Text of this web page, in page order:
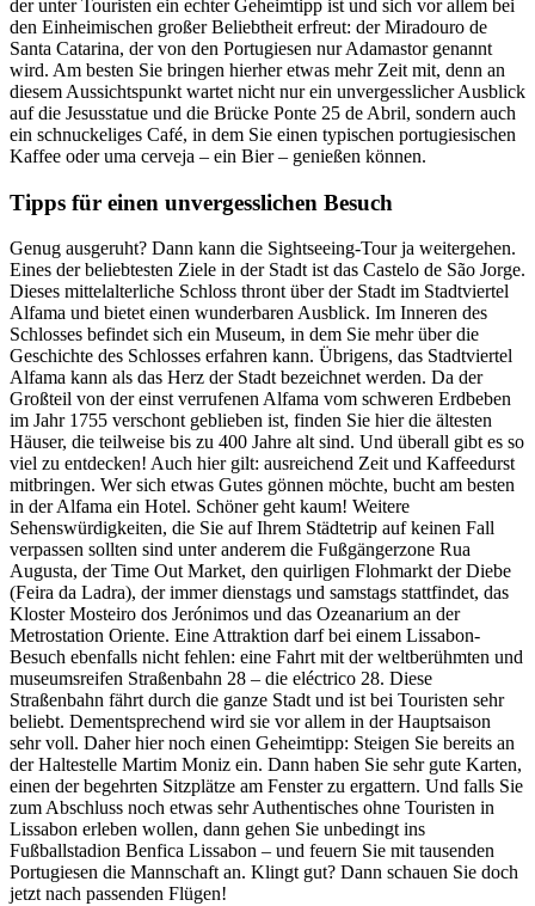
der unter Touristen ein echter Geheimtipp ist und sich vor allem bei
den Einheimischen großer Beliebtheit erfreut: der Miradouro de
Santa Catarina, der von den Portugiesen nur Adamastor genannt
wird. Am besten Sie bringen hierher etwas mehr Zeit mit, denn an
diesem Aussichtspunkt wartet nicht nur ein unvergesslicher Ausblick
auf die Jesusstatue und die Brücke Ponte 25 de Abril, sondern auch
ein schnuckeliges Café, in dem Sie einen typischen portugiesischen
Kaffee oder uma cerveja – ein Bier – genießen können.
Tipps für einen unvergesslichen Besuch
Genug ausgeruht? Dann kann die Sightseeing-Tour ja weitergehen.
Eines der beliebtesten Ziele in der Stadt ist das Castelo de São Jorge.
Dieses mittelalterliche Schloss thront über der Stadt im Stadtviertel
Alfama und bietet einen wunderbaren Ausblick. Im Inneren des
Schlosses befindet sich ein Museum, in dem Sie mehr über die
Geschichte des Schlosses erfahren kann. Übrigens, das Stadtviertel
Alfama kann als das Herz der Stadt bezeichnet werden. Da der
Großteil von der einst verrufenen Alfama vom schweren Erdbeben
im Jahr 1755 verschont geblieben ist, finden Sie hier die ältesten
Häuser, die teilweise bis zu 400 Jahre alt sind. Und überall gibt es so
viel zu entdecken! Auch hier gilt: ausreichend Zeit und Kaffeedurst
mitbringen. Wer sich etwas Gutes gönnen möchte, bucht am besten
in der Alfama ein Hotel. Schöner geht kaum! Weitere
Sehenswürdigkeiten, die Sie auf Ihrem Städtetrip auf keinen Fall
verpassen sollten sind unter anderem die Fußgängerzone Rua
Augusta, der Time Out Market, den quirligen Flohmarkt der Diebe
(Feira da Ladra), der immer dienstags und samstags stattfindet, das
Kloster Mosteiro dos Jerónimos und das Ozeanarium an der
Metrostation Oriente. Eine Attraktion darf bei einem Lissabon-
Besuch ebenfalls nicht fehlen: eine Fahrt mit der weltberühmten und
museumsreifen Straßenbahn 28 – die eléctrico 28. Diese
Straßenbahn fährt durch die ganze Stadt und ist bei Touristen sehr
beliebt. Dementsprechend wird sie vor allem in der Hauptsaison
sehr voll. Daher hier noch einen Geheimtipp: Steigen Sie bereits an
der Haltestelle Martim Moniz ein. Dann haben Sie sehr gute Karten,
einen der begehrten Sitzplätze am Fenster zu ergattern. Und falls Sie
zum Abschluss noch etwas sehr Authentisches ohne Touristen in
Lissabon erleben wollen, dann gehen Sie unbedingt ins
Fußballstadion Benfica Lissabon – und feuern Sie mit tausenden
Portugiesen die Mannschaft an. Klingt gut? Dann schauen Sie doch
jetzt nach passenden Flügen!